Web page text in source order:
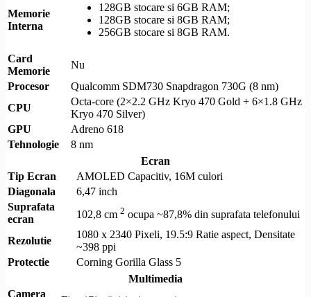
Memorie
Interna
128GB stocare si 6GB RAM;
128GB stocare si 8GB RAM;
256GB stocare si 8GB RAM.
Card
Memorie
Nu
Procesor
Qualcomm SDM730 Snapdragon 730G (8 nm)
CPU
Octa-core (2×2.2 GHz Kryo 470 Gold + 6×1.8 GHz
Kryo 470 Silver)
GPU
Adreno 618
Tehnologie
8 nm
Ecran
Tip Ecran
AMOLED Capacitiv, 16M culori
Diagonala
6,47 inch
Suprafata
ecran
102,8 cm 2 ocupa ~87,8% din suprafata telefonului
Rezolutie
1080 x 2340 Pixeli, 19.5:9 Ratie aspect, Densitate
~398 ppi
Protectie
Corning Gorilla Glass 5
Multimedia
Camera